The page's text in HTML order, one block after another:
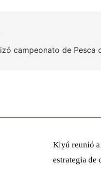
campeonato de Pesca
Kiyú reunió a
estrategia de